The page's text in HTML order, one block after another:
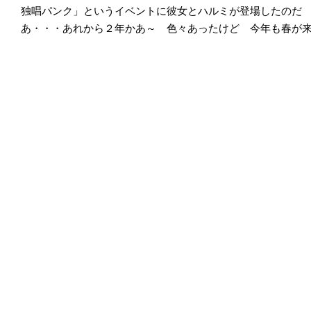
独唱パンク」というイベントに彼女とハルミが登場したの
あ・・・あれから２年かあ～ 色々あったけど 今年も春が